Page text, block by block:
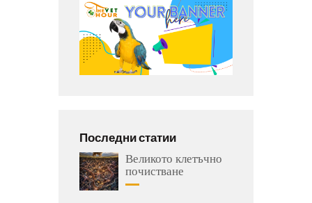
Последни статии
Великото клетъчно
почистване